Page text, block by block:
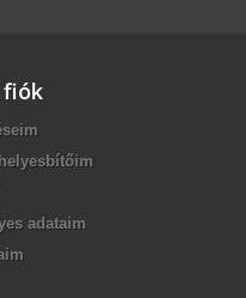
fiók
adataim